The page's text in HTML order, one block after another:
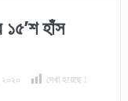
১৫’শ হাঁস
দেখা হয়েছে :